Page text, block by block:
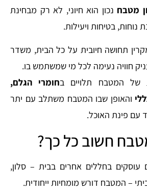
מטבח נכון הוא חיוני, לא רק מבחינת
בטיחות ויעילות.
תחושה חיובית על כל הבית, משדר
חוויה נעימה לכל מי שמשתמש בו.
של המטבח תלויים בחומרי הגלם,
והאופן שבו המטבח משתלב עם יתר
עם פינת האוכל.
חשוב כל כך?
עוסקים בחללים אחרים בבית – סלון,
– המטבח דורש מומחיות ייחודית.